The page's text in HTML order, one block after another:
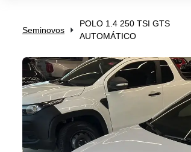
Seminovos
POLO 1.4 250 TSI GTS
AUTOMÁTICO